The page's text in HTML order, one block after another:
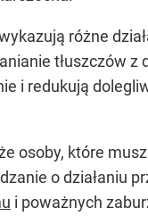
różne
tłuszczów
i redukują
osoby, które
o działaniu
i poważnych